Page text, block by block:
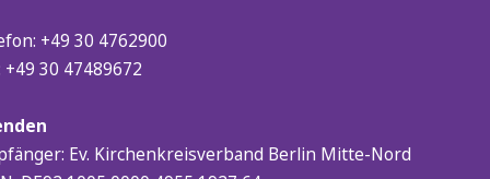
+49 30 4762900
+49 30 47489672
Ev. Kirchenkreisverband Berlin Mitte-Nord